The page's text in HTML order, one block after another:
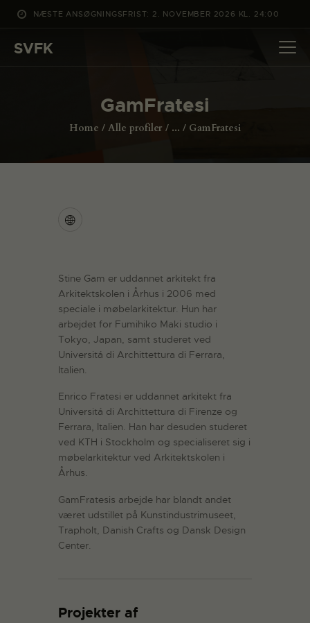
NÆSTE ANSØGNINGSFRIST: 2. NOVEMBER 2026 KL. 24:00
SVFK
GamFratesi
Home Alle profiler ... GamFratesi
DET SKER
ANSØG
Stine Gam er uddannet arkitekt fra
Arkitektskolen i Århus i 2006 med
speciale i møbelarkitektur. Hun har
arbejdet for Fumihiko Maki studio i
Tokyo, Japan, samt studeret ved
Universitá di Archittettura di Ferrara,
Italien.
Enrico Fratesi er uddannet arkitekt fra
Universitá di Archittettura di Firenze og
Ferrara, Italien. Han har desuden studeret
ved KTH i Stockholm og specialiseret sig i
møbelarkitektur ved Arkitektskolen i
Århus.
GamFratesis arbejde har blandt andet
været udstillet på Kunstindustrimuseet,
Trapholt, Danish Crafts og Dansk Design
Center.
Projekter af